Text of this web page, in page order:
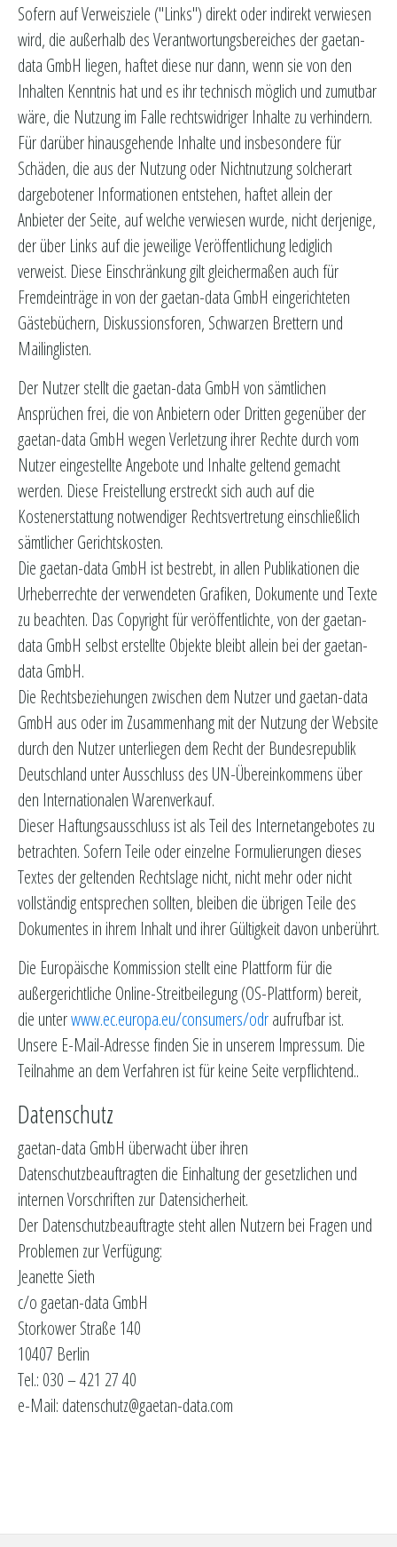
Sofern auf Verweisziele ("Links") direkt oder indirekt verwiesen
wird, die außerhalb des Verantwortungsbereiches der gaetan-
data GmbH liegen, haftet diese nur dann, wenn sie von den
Inhalten Kenntnis hat und es ihr technisch möglich und zumutbar
wäre, die Nutzung im Falle rechtswidriger Inhalte zu verhindern.
Für darüber hinausgehende Inhalte und insbesondere für
Schäden, die aus der Nutzung oder Nichtnutzung solcherart
dargebotener Informationen entstehen, haftet allein der
Anbieter der Seite, auf welche verwiesen wurde, nicht derjenige,
der über Links auf die jeweilige Veröffentlichung lediglich
verweist. Diese Einschränkung gilt gleichermaßen auch für
Fremdeinträge in von der gaetan-data GmbH eingerichteten
Gästebüchern, Diskussionsforen, Schwarzen Brettern und
Mailinglisten.
Der Nutzer stellt die gaetan-data GmbH von sämtlichen
Ansprüchen frei, die von Anbietern oder Dritten gegenüber der
gaetan-data GmbH wegen Verletzung ihrer Rechte durch vom
Nutzer eingestellte Angebote und Inhalte geltend gemacht
werden. Diese Freistellung erstreckt sich auch auf die
Kostenerstattung notwendiger Rechtsvertretung einschließlich
sämtlicher Gerichtskosten.
Die gaetan-data GmbH ist bestrebt, in allen Publikationen die
Urheberrechte der verwendeten Grafiken, Dokumente und Texte
zu beachten. Das Copyright für veröffentlichte, von der gaetan-
data GmbH selbst erstellte Objekte bleibt allein bei der gaetan-
data GmbH.
Die Rechtsbeziehungen zwischen dem Nutzer und gaetan-data
GmbH aus oder im Zusammenhang mit der Nutzung der Website
durch den Nutzer unterliegen dem Recht der Bundesrepublik
Deutschland unter Ausschluss des UN-Übereinkommens über
den Internationalen Warenverkauf.
Dieser Haftungsausschluss ist als Teil des Internetangebotes zu
betrachten. Sofern Teile oder einzelne Formulierungen dieses
Textes der geltenden Rechtslage nicht, nicht mehr oder nicht
vollständig entsprechen sollten, bleiben die übrigen Teile des
Dokumentes in ihrem Inhalt und ihrer Gültigkeit davon unberührt.
Die Europäische Kommission stellt eine Plattform für die
außergerichtliche Online-Streitbeilegung (OS-Plattform) bereit,
die unterwww.ec.europa.eu/consumers/odraufrufbar ist.
Unsere E-Mail-Adresse finden Sie in unserem Impressum. Die
Teilnahme an dem Verfahren ist für keine Seite verpflichtend..
Datenschutz
gaetan-data GmbH überwacht über ihren
Datenschutzbeauftragten die Einhaltung der gesetzlichen und
internen Vorschriften zur Datensicherheit.
Der Datenschutzbeauftragte steht allen Nutzern bei Fragen und
Problemen zur Verfügung:
Jeanette Sieth
c/o gaetan-data GmbH
Storkower Straße 140
10407 Berlin
Tel.: 030 – 421 27 40
e-Mail: datenschutz@gaetan-data.com